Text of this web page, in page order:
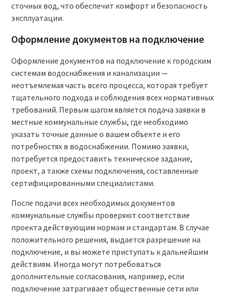
сточных вод, что обеспечит комфорт и безопасность
эксплуатации.
Оформление документов на подключение
Оформление документов на подключение к городским
системам водоснабжения и канализации —
неотъемлемая часть всего процесса, которая требует
тщательного подхода и соблюдения всех нормативных
требований. Первым шагом является подача заявки в
местные коммунальные службы, где необходимо
указать точные данные о вашем объекте и его
потребностях в водоснабжении. Помимо заявки,
потребуется предоставить техническое задание,
проект, а также схемы подключения, составленные
сертифицированными специалистами.
После подачи всех необходимых документов
коммунальные службы проверяют соответствие
проекта действующим нормам и стандартам. В случае
положительного решения, выдается разрешение на
подключение, и вы можете приступать к дальнейшим
действиям. Иногда могут потребоваться
дополнительные согласования, например, если
подключение затрагивает общественные сети или